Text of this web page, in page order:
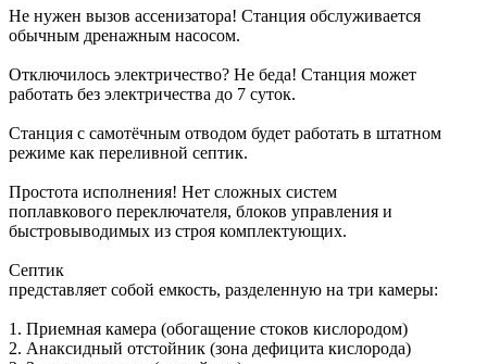
Не нужен вызов ассенизатора! Станция обслуживается
обычным дренажным насосом.
Отключилось электричество? Не беда! Станция может
работать без электричества до 7 суток.
Станция c самотёчным отводом будет работать в штатном
режиме как переливной септик.
Простота исполнения! Нет сложных систем
поплавкового переключателя, блоков управления и
быстровыводимых из строя комплектующих.
Септик
представляет собой емкость, разделенную на три камеры:
1. Приемная камера (обогащение стоков кислородом)
2. Анаксидный отстойник (зона дефицита кислорода)